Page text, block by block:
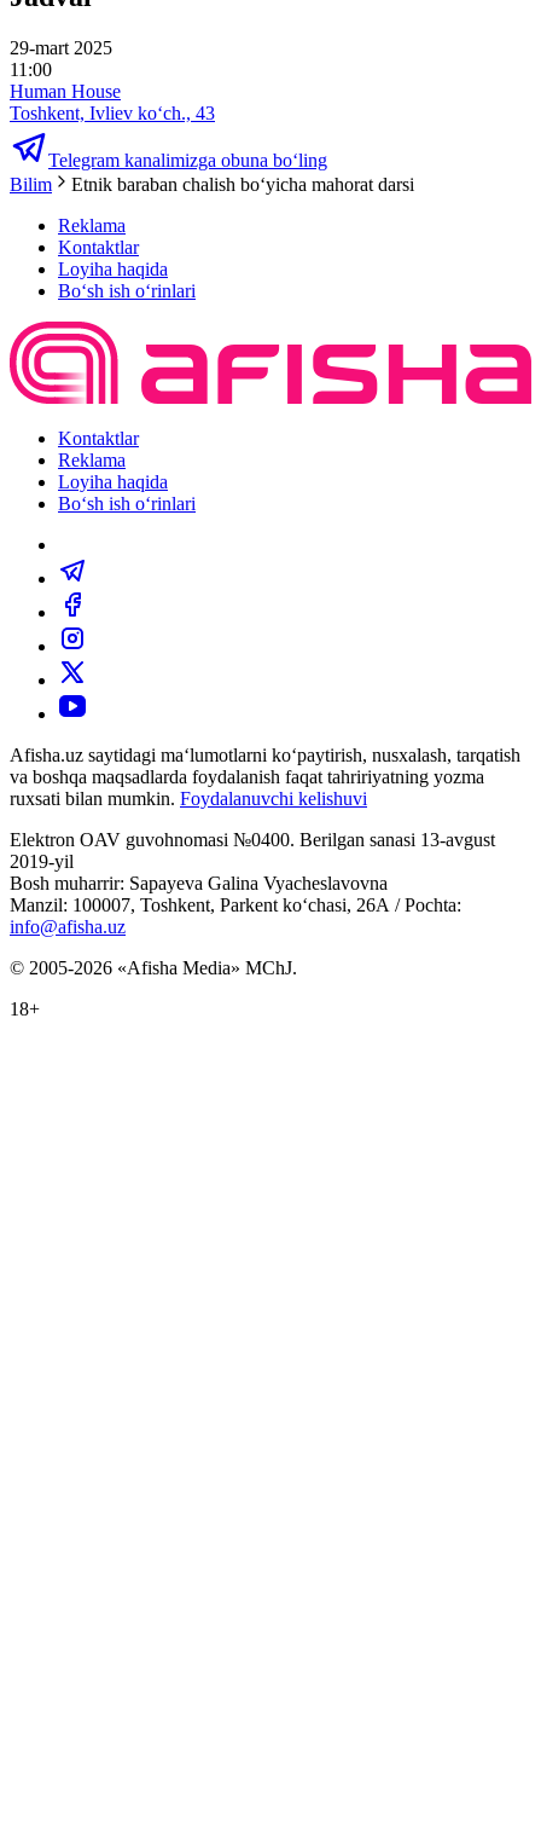
29-mart 2025
11:00
Human House
Toshkent, Ivliev ko‘ch., 43
Telegram kanalimizga obuna bo‘ling
Bilim
Etnik baraban chalish boʻyicha mahorat darsi
Reklama
Kontaktlar
Loyiha haqida
Bo‘sh ish o‘rinlari
Kontaktlar
Reklama
Loyiha haqida
Bo‘sh ish o‘rinlari
Afisha.uz saytidagi ma‘lumotlarni ko‘paytirish, nusxalash, tarqatish
va boshqa maqsadlarda foydalanish faqat tahririyatning yozma
ruxsati bilan mumkin. Foydalanuvchi kelishuvi
Elektron OAV guvohnomasi №0400. Berilgan sanasi 13-avgust
2019-yil
Bosh muharrir: Sapayeva Galina Vyacheslavovna
Manzil: 100007, Toshkent, Parkent ko‘chasi, 26А / Pochta:
info@afisha.uz
© 2005-2026 «Afisha Media» MChJ.
18+